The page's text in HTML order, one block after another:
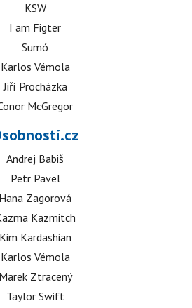
KSW
I am Figter
Sumó
Karlos Vémola
Jiří Procházka
McGregor
Andrej Babiš
Petr Pavel
Hana Zagorová
Kazmitch
Kim Kardashian
Karlos Vémola
Marek Ztracený
Taylor Swift